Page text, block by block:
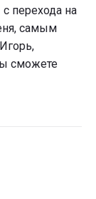
перехода на
самым
сможете